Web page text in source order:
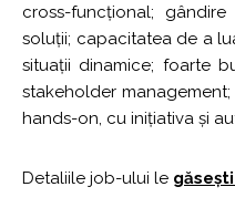
cross-funcțional;
soluții; capacitatea de a
situații dinamice; foarte
stakeholder
hands-on, cu inițiativa și
Detaliile job-ului le